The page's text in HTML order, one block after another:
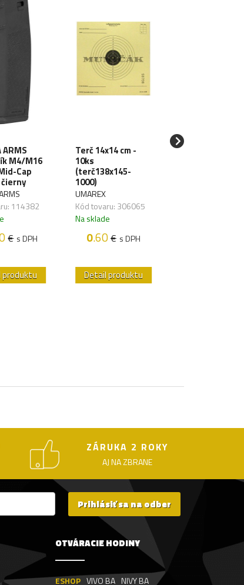
ARMS
M4/M16
Cap
čierny
114382
€ s DPH
produktu
Terč 14x14 cm -
10ks
(terč138x145-
1000)
UMAREX
Kód tovaru: 306065
Na sklade
0.60€ s DPH
Detail produktu
SPECNA ARMS
ZÁRUKA 2 ROKY
AJ NA ZBRANE
Prihlásiť sa na odber
OTVÁRACIE HODINY
ESHOP VIVO BA NIVY BA